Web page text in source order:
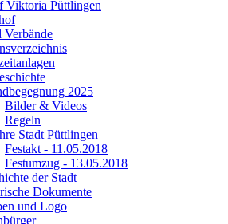
Viktoria Püttlingen
Verbände
2025
Bilder & Videos
Regeln
Stadt Püttlingen
Festakt - 11.05.2018
Festumzug - 13.05.2018
der Stadt
Dokumente
und Logo